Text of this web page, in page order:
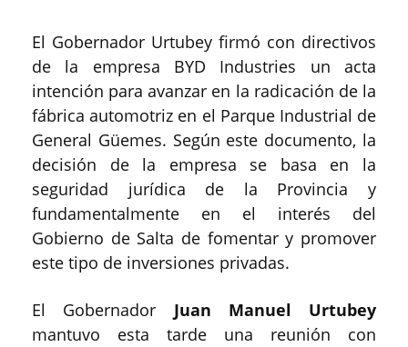
El Gobernador Urtubey firmó con directivos
de la empresa BYD Industries un acta
intención para avanzar en la radicación de la
fábrica automotriz en el Parque Industrial de
General Güemes. Según este documento, la
decisión de la empresa se basa en la
seguridad jurídica de la Provincia y
fundamentalmente en el interés del
Gobierno de Salta de fomentar y promover
este tipo de inversiones privadas.
El Gobernador Juan Manuel Urtubey
mantuvo esta tarde una reunión con